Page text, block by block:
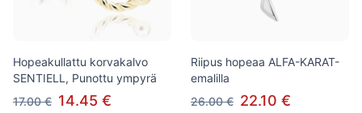
Hopeakullattu korvakalvo
SENTIELL, Punottu ympyrä
17.00 € 14.45 €
Riipus hopeaa ALFA-KARAT-
emalilla
26.00 € 22.10 €